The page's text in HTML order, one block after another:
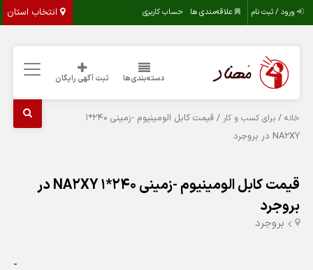
انتخاب استان ورود / ثبت نام علاقه‌مندی ها حساب کاربری
دسته‌بندی‌ها ثبت آگهی رایگان
خانه /برای کسب و کار
/ قیمت کابل الومینیوم -زمینی 240*1
NA2XY در بروجرد
قیمت کابل الومینیوم -زمینی 240*1 NA2XY در
بروجرد
بروجرد
-